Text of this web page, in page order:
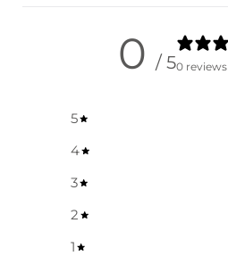
0 / 50 reviews
5
4
3
2
1